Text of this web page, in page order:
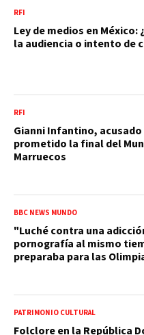
RFI
Ley de medios en México:
la audiencia o intento de
RFI
Gianni Infantino, acusado
prometido la final del
Marruecos
BBC NEWS MUNDO
"Luché contra una
pornografía al mismo
preparaba para las
PATRIMONIO CULTURAL
Folclore en la República